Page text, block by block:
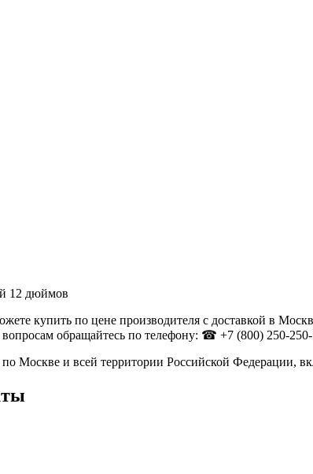
12 дюймов
купить по цене производителя с доставкой в
обращайтесь по телефону: ☎ +7 (800) 250-
по Москве и всей территории Российской Федерации,